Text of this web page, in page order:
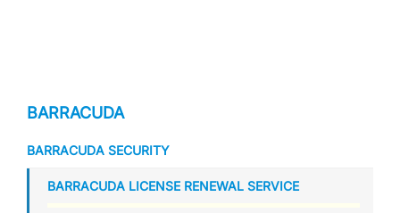
BARRACUDA
BARRACUDA SECURITY
BARRACUDA LICENSE RENEWAL SERVICE